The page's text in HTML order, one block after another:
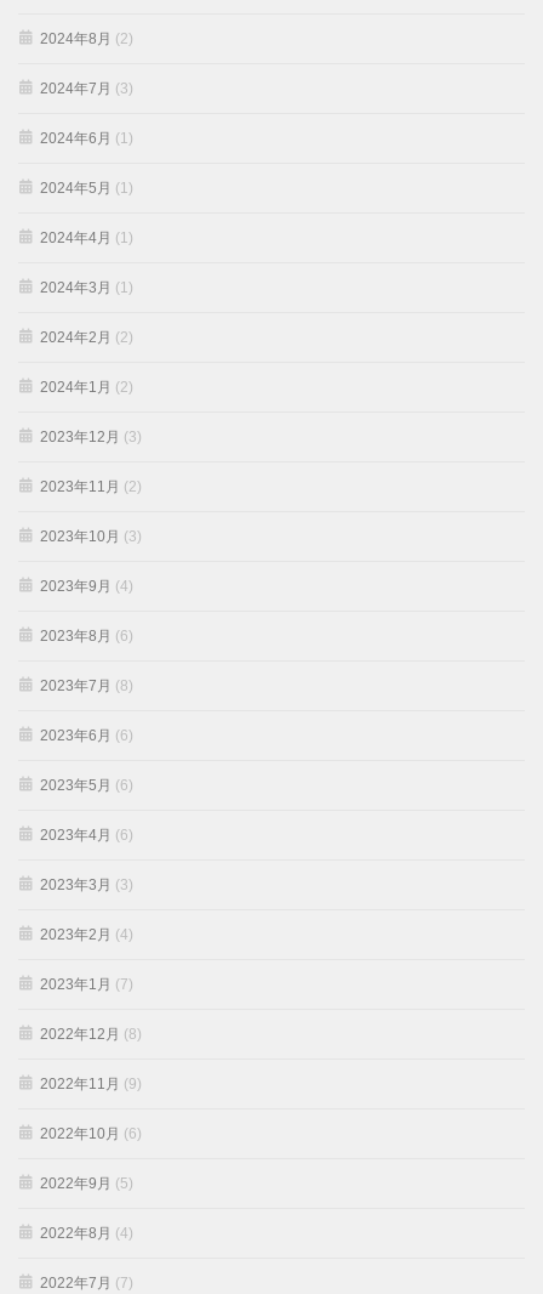
2024年8月 (2)
2024年7月 (3)
2024年6月 (1)
2024年5月 (1)
2024年4月 (1)
2024年3月 (1)
2024年2月 (2)
2024年1月 (2)
2023年12月 (3)
2023年11月 (2)
2023年10月 (3)
2023年9月 (4)
2023年8月 (6)
2023年7月 (8)
2023年6月 (6)
2023年5月 (6)
2023年4月 (6)
2023年3月 (3)
2023年2月 (4)
2023年1月 (7)
2022年12月 (8)
2022年11月 (9)
2022年10月 (6)
2022年9月 (5)
2022年8月 (4)
2022年7月 (7)